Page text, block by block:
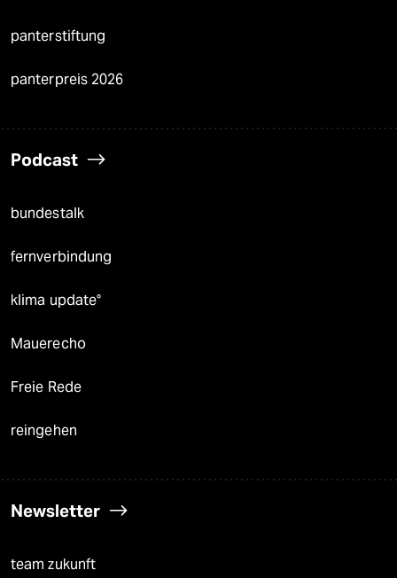
panterstiftung
panterpreis 2026
Podcast
bundestalk
fernverbindung
klima update°
Mauerecho
Freie Rede
reingehen
Newsletter
team zukunft